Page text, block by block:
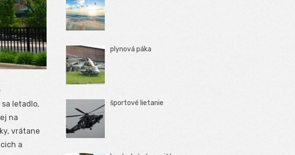
letadlo,
na
vrátane
a
plynová páka
športové lietanie